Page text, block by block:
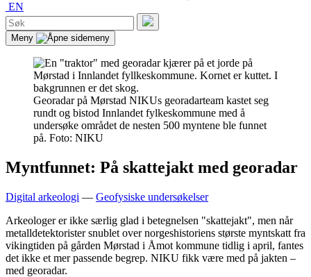
EN
Søk
etter:
Søk
Meny
Georadar på Mørstad NIKUs georadarteam kastet seg
rundt og bistod Innlandet fylkeskommune med å
undersøke området de nesten 500 myntene ble funnet
på. Foto: NIKU
Myntfunnet: På skattejakt med georadar
Digital arkeologi — Geofysiske undersøkelser
Arkeologer er ikke særlig glad i betegnelsen "skattejakt", men når
metalldetektorister snublet over norgeshistoriens største myntskatt fra
vikingtiden på gården Mørstad i Åmot kommune tidlig i april, fantes
det ikke et mer passende begrep. NIKU fikk være med på jakten –
med georadar.